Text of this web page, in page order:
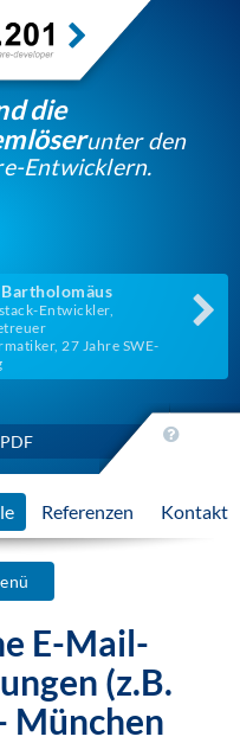
die
unter den
Entwicklern.
Entwickler,
27 Jahre SWE-
Referenzen Kontakt
E-Mail-
(z.B.
München